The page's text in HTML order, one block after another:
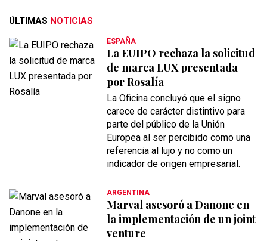
ÚLTIMAS NOTICIAS
ESPAÑA
La EUIPO rechaza la solicitud
de marca LUX presentada
por Rosalía
La Oficina concluyó que el signo
carece de carácter distintivo para
parte del público de la Unión
Europea al ser percibido como una
referencia al lujo y no como un
indicador de origen empresarial.
ARGENTINA
Marval asesoró a Danone en
la implementación de un joint
venture